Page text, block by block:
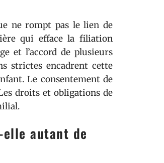
ne rompt pas le lien de
qui efface la filiation
et l’accord de plusieurs
strictes encadrent cette
Le consentement de
droits et obligations de
autant de